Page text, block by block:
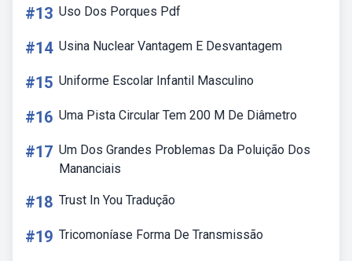
#13 Uso Dos Porques Pdf
#14 Usina Nuclear Vantagem E Desvantagem
#15 Uniforme Escolar Infantil Masculino
#16 Uma Pista Circular Tem 200 M De Diâmetro
#17 Um Dos Grandes Problemas Da Poluição Dos
Mananciais
#18 Trust In You Tradução
#19 Tricomoníase Forma De Transmissão